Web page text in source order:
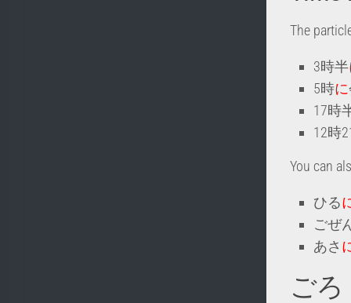
The
3時半
5時に
17時
12時
You can
ひる
ごぜ
あさ
ごろ